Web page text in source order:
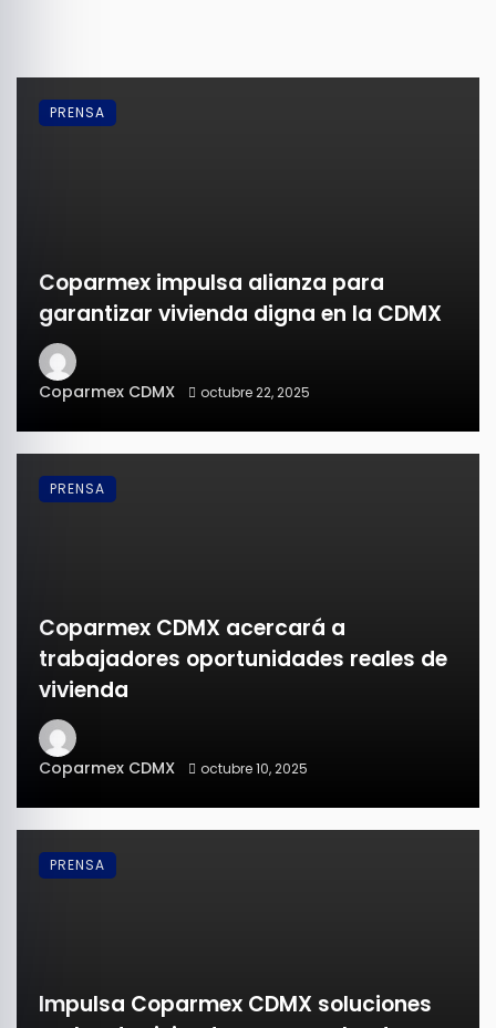
Coparmex impulsa alianza para
garantizar vivienda digna en la CDMX
Coparmex CDMX octubre 22, 2025
PRENSA
Coparmex CDMX acercará a
trabajadores oportunidades reales de
vivienda
Coparmex CDMX octubre 10, 2025
PRENSA
Impulsa Coparmex CDMX soluciones
PRENSA